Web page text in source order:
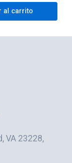
al carrito
VA 23228,